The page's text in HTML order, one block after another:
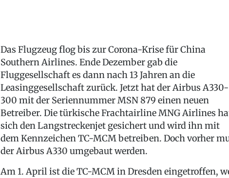
Das Flugzeug flog bis zur Corona-Krise für China
Southern Airlines. Ende Dezember gab die
Fluggesellschaft es dann nach 13 Jahren an die
Leasinggesellschaft zurück. Jetzt hat der Airbus A330-
300 mit der Seriennummer MSN 879 einen neuen
Betreiber. Die türkische Frachtairline MNG Airlines
sich den Langstreckenjet gesichert und wird ihn mit
dem Kennzeichen TC-MCM betreiben. Doch vorher
der Airbus A330 umgebaut werden.
Am 1. April ist die TC-MCM in Dresden eingetroffen,